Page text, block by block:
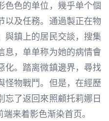
色色的单位，幾乎单个個
以及任務。通過製正在物
與鎮上的居民交談，搜集
息，单单称为她的病情會
化。踏离微鎮邊界，尋找
怪物戰鬥。但是，在經歷
忘了返回來照顧托莉娜日
来着影色渐染首页。